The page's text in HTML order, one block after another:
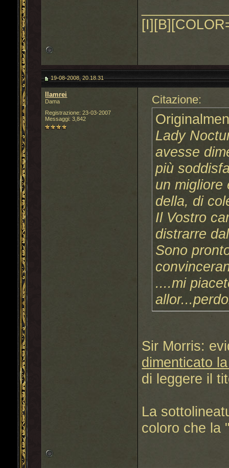
19-08-2008, 20.18.31
llamrei
Dama
Registrazione: 23-03-2007
Messaggi: 3,842
Citazione:
Lady
avesse
più
un migliore
della, di
Il Vostro
distrarre
Sono
....mi
Sir Morris:
dimenticato
di leggere il
La
coloro che la